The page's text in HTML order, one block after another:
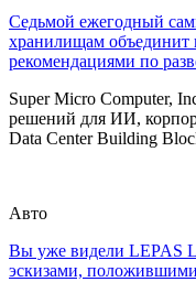
Седьмой ежегодный
хранилищам объединит
рекомендациями по
Super Micro Computer,
решений для ИИ,
Data Center Building
Авто
Вы уже видели LEPAS
эскизами,